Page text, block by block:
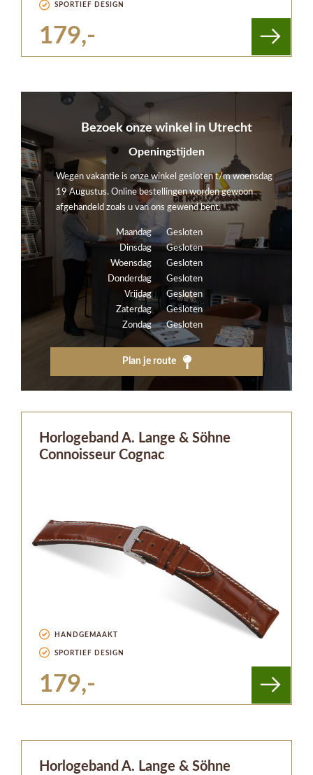
SPORTIEF DESIGN
179,-
Bezoek onze winkel in Utrecht
Openingstijden
Wegen vakantie is onze winkel gesloten t/m woensdag
19 Augustus. Online bestellingen worden gewoon
afgehandeld zoals u van ons gewend bent.
Maandag
Gesloten
Dinsdag
Gesloten
Woensdag
Gesloten
Donderdag
Gesloten
Vrijdag
Gesloten
Zaterdag
Gesloten
Zondag
Gesloten
Plan je route
Horlogeband A. Lange & Söhne
Connoisseur Cognac
HANDGEMAAKT
SPORTIEF DESIGN
179,-
Horlogeband A. Lange & Söhne